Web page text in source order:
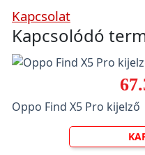
Kapcsolat
Kapcsolódó
Oppo Find X5 Pro kijelző